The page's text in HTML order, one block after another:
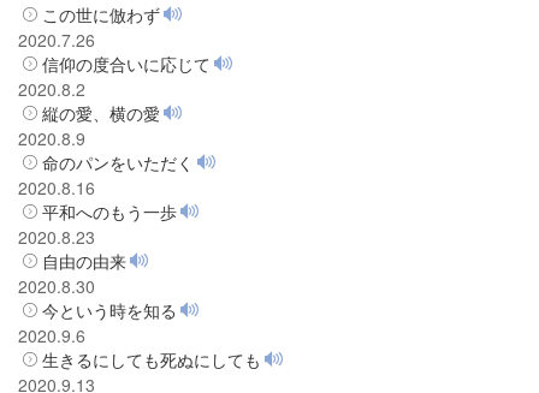
この世に倣わず
2020.7.26
信仰の度合いに応じて
2020.8.2
縦の愛、横の愛
2020.8.9
命のパンをいただく
2020.8.16
平和へのもう一歩
2020.8.23
自由の由来
2020.8.30
今という時を知る
2020.9.6
生きるにしても死ぬにしても
2020.9.13